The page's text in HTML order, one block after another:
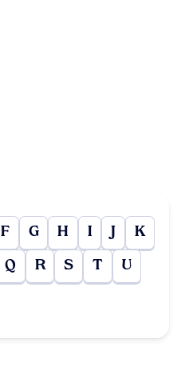
F G H I J K
Q R S T U